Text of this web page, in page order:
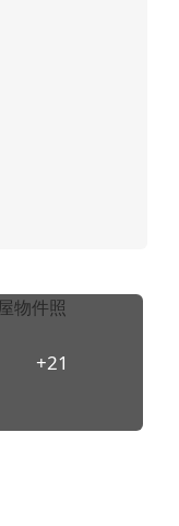
+21